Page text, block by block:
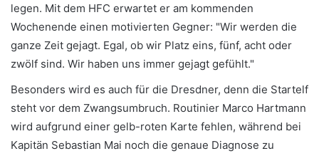
legen. Mit dem HFC erwartet er am kommenden
Wochenende einen motivierten Gegner: "Wir werden die
ganze Zeit gejagt. Egal, ob wir Platz eins, fünf, acht oder
zwölf sind. Wir haben uns immer gejagt gefühlt."
Besonders wird es auch für die Dresdner, denn die Startelf
steht vor dem Zwangsumbruch. Routinier Marco Hartmann
wird aufgrund einer gelb-roten Karte fehlen, während bei
Kapitän Sebastian Mai noch die genaue Diagnose zu